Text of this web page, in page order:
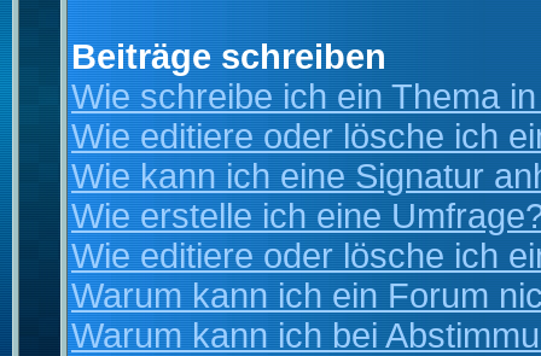
Beiträge schreiben
Wie schreibe ich ein Thema
Wie editiere oder lösche ich
Wie kann ich eine Signatur
Wie erstelle ich eine
Wie editiere oder lösche ich
Warum kann ich ein Forum
Warum kann ich bei